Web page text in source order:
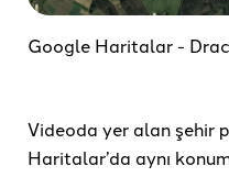
Google Haritalar -
Videoda yer alan şehir
Haritalar’da aynı